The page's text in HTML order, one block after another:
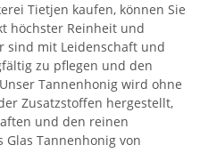
Tietjen kaufen, können Sie
höchster Reinheit und
sind mit Leidenschaft und
zu pflegen und den
Tannenhonig wird ohne
Zusatzstoffen hergestellt,
und den reinen
Glas Tannenhonig von